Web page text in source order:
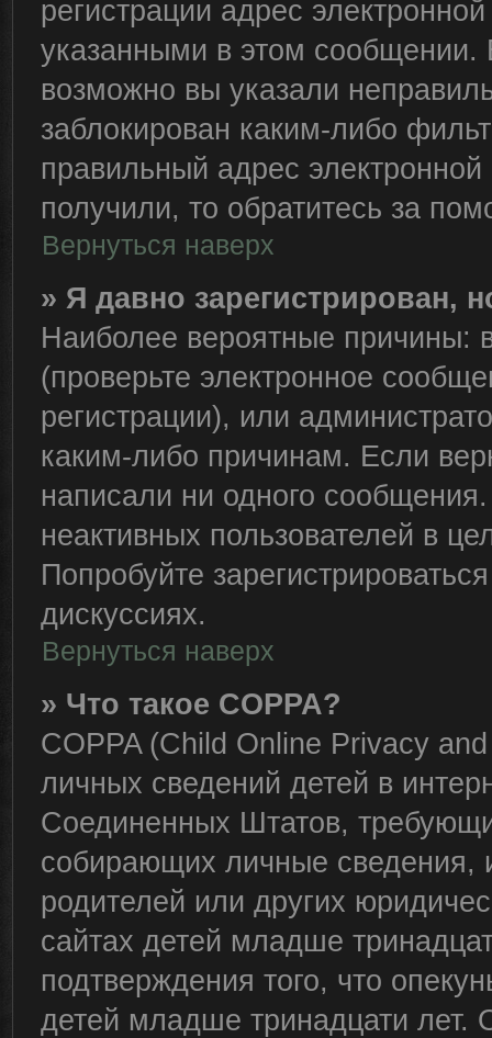
регистрации адрес
указанными в этом
возможно вы указали
заблокирован каким-либо
правильный адрес
получили, то обратитесь за
Вернуться наверх
» Я давно зарегистрирован,
Наиболее вероятные причины:
(проверьте электронное
регистрации), или
каким-либо причинам. Если
написали ни одного
неактивных пользователей в
Попробуйте
дискуссиях.
Вернуться наверх
» Что такое COPPA?
COPPA (Child Online Privacy
личных сведений детей в
Соединенных Штатов,
собирающих личные сведения,
родителей или других
сайтах детей младше
подтверждения того, что
детей младше тринадцати лет.